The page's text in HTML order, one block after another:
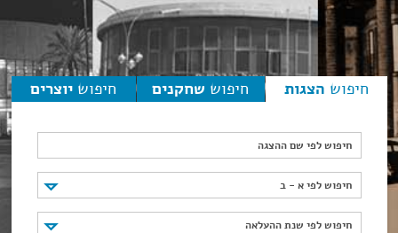
חיפוש הצגות חיפוש שחקנים חיפוש יוצרים
חיפוש לפי שם ההצגה
חיפוש לפי א - ב
חיפוש לפי א - ב
חיפוש לפי שנת ההעלאה
חיפוש לפי שנת ההעלאה